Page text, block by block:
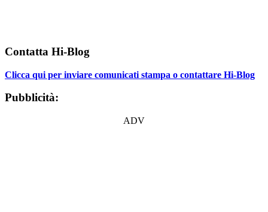
Contatta Hi-Blog
Clicca qui per inviare comunicati stampa o contattare Hi-Blog
Pubblicità:
ADV